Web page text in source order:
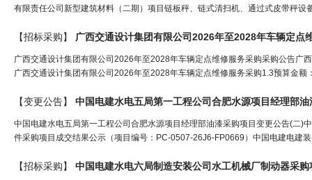
有限责任公司新型建筑材料（二期）项目链板秤、链式清扫机、通过式皮带秤设
【招标采购】 广西交通设计集团有限公司2026年至2028年车辆定点
广西交通设计集团有限公司2026年至2028年车辆定点维修服务采购采购公告
广西交通设计集团有限公司2026年至2028年车辆定点维修服务采购1.3预算金额
【变更公告】 中国电建水电五局第一工程公司合肥水源项目经理部
中国电建水电五局第一工程公司合肥水源项目经理部油漆采购项目变更公告(二
件采购项目成交结果公示（项目编号：PC-0507-26J6-FP0669）中国电建电建
【招标采购】 中国电建水电六局制造安装公司水工机械厂制动器采